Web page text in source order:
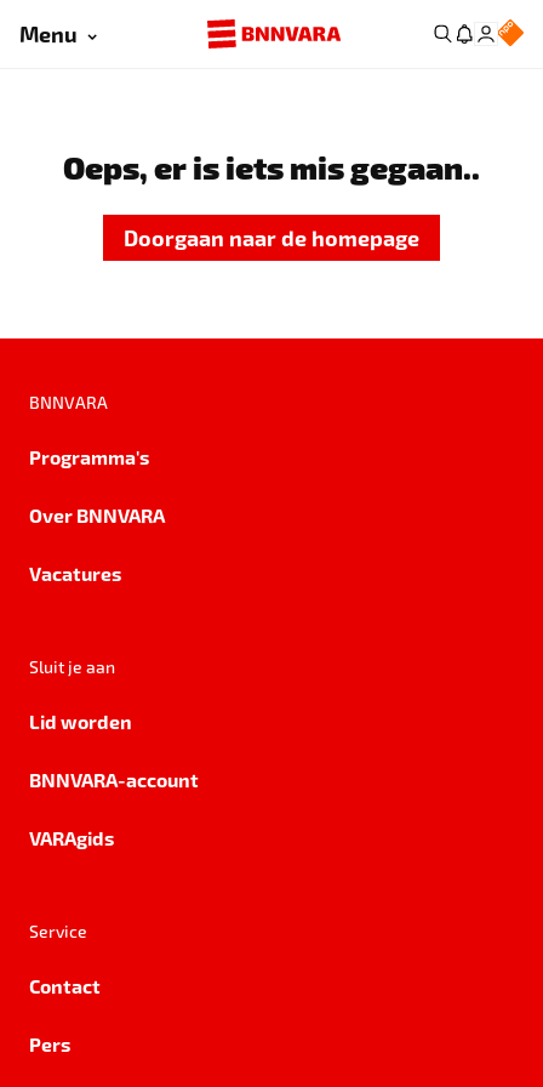
Menu
Oeps, er is iets mis gegaan..
Doorgaan naar de homepage
BNNVARA
Programma's
Over BNNVARA
Vacatures
Sluit je aan
Lid worden
BNNVARA-account
VARAgids
Service
Contact
Pers